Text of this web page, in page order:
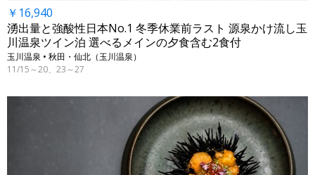
￥16,940
湧出量と強酸性日本No.1 冬季休業前ラスト 源泉かけ流し玉
川温泉ツイン泊 選べるメインの夕食含む2食付
玉川温泉 • 秋田・仙北（玉川温泉）
11/15～20、23～27